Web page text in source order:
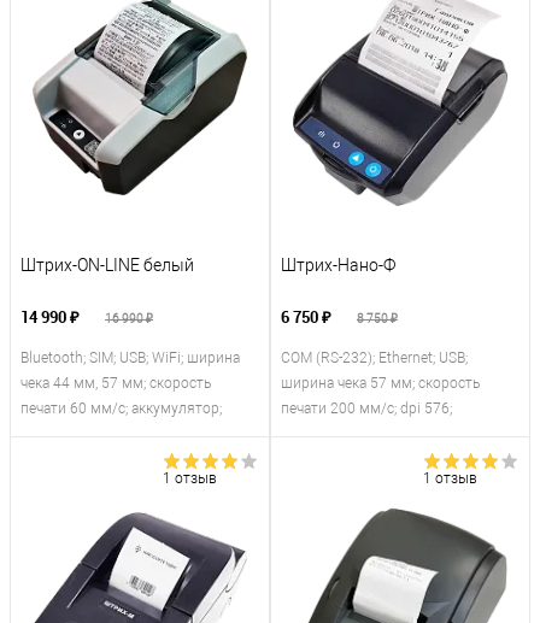
Штрих-ON-LINE белый
14 990 ₽ 16 990 ₽
Bluetooth; SIM; USB; WiFi; ширина
чека 44 мм, 57 мм; скорость
печати 60 мм/с; аккумулятор;
Штрих-Нано-Ф
6 750 ₽ 8 750 ₽
COM (RS-232); Ethernet; USB;
ширина чека 57 мм; скорость
печати 200 мм/с; dpi 576;
1 отзыв 1 отзыв